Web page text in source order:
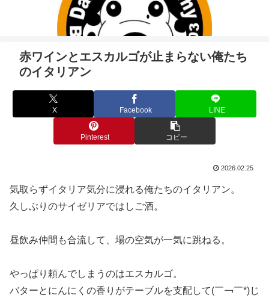
赤ワインとエスカルゴが止まらない俺たち
のイタリアン
X Facebook LINE
Pinterest コピー
2026.02.25
気取らずイタリア気分に浸れる俺たちのイタリアン。
久しぶりのサイゼリアではしご酒。
昼飲み仲間も合流して、場の空気が一気に跳ねる。
やっぱり頼んでしまうのはエスカルゴ。
バターとにんにくの香りがテーブルを支配して(￣￢￣*)じ